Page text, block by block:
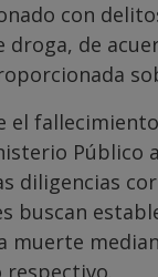
con
de
el
Público
diligencias
buscan
muerte